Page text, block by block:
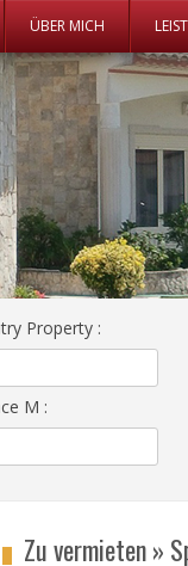
Zum
ÜBER MICH
Property :
M :
Zu vermieten »